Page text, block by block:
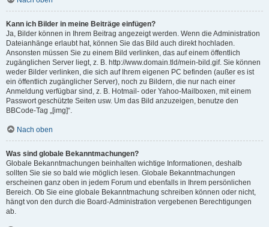
Kann ich Bilder in meine Beiträge einfügen?
Ja, Bilder können in Ihrem Beitrag angezeigt werden. Wenn die Administration
Dateianhänge erlaubt hat, können Sie das Bild auch direkt hochladen.
Ansonsten müssen Sie zu einem Bild verlinken, das auf einem öffentlich
zugänglichen Server liegt, z. B. http://www.domain.tld/mein-bild.gif. Sie können
weder Bilder verlinken, die sich auf Ihrem eigenen PC befinden (außer es ist
ein öffentlich zugänglicher Server), noch zu Bildern, die nur nach einer
Anmeldung verfügbar sind, z. B. Hotmail- oder Yahoo-Mailboxen, mit einem
Passwort geschützte Seiten usw. Um das Bild anzuzeigen, benutze den
BBCode-Tag „[img]“.
Nach oben
Was sind globale Bekanntmachungen?
Globale Bekanntmachungen beinhalten wichtige Informationen, deshalb
sollten Sie sie so bald wie möglich lesen. Globale Bekanntmachungen
erscheinen ganz oben in jedem Forum und ebenfalls in Ihrem persönlichen
Bereich. Ob Sie eine globale Bekanntmachung schreiben können oder nicht,
hängt von den durch die Board-Administration vergebenen Berechtigungen
ab.